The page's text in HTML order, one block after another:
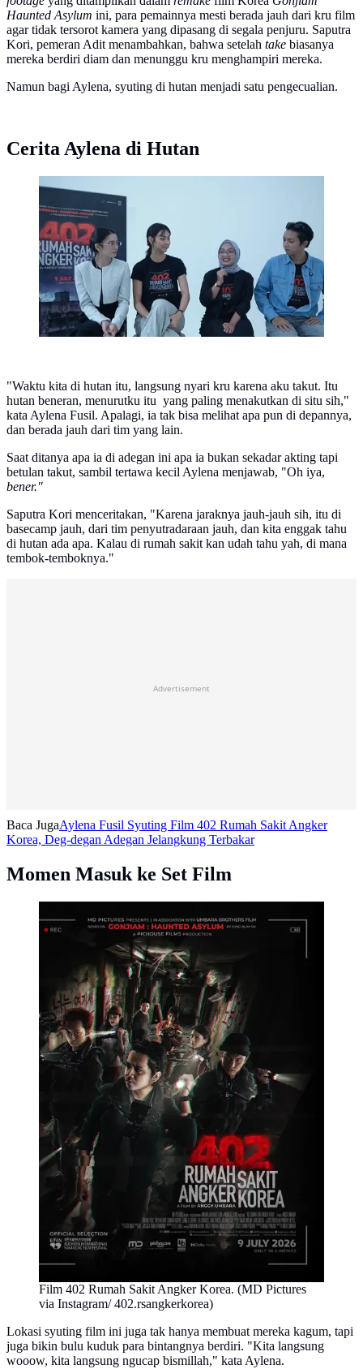
Haunted Asylum ini, para pemainnya mesti berada jauh dari kru film
agar tidak tersorot kamera yang dipasang di segala penjuru. Saputra
Kori, pemeran Adit menambahkan, bahwa setelah take biasanya
mereka berdiri diam dan menunggu kru menghampiri mereka.
Namun bagi Aylena, syuting di hutan menjadi satu pengecualian.
Cerita Aylena di Hutan
Bintang Film dan Sineas Film 402 Rumah Sakit
Angker Korea. (dok MD Pictures)
"Waktu kita di hutan itu, langsung nyari kru karena aku takut. Itu
hutan beneran, menurutku itu yang paling menakutkan di situ sih,"
kata Aylena Fusil. Apalagi, ia tak bisa melihat apa pun di depannya,
dan berada jauh dari tim yang lain.
Saat ditanya apa ia di adegan ini apa ia bukan sekadar akting tapi
betulan takut, sambil tertawa kecil Aylena menjawab, "Oh iya,
bener."
Saputra Kori menceritakan, "Karena jaraknya jauh-jauh sih, itu di
basecamp jauh, dari tim penyutradaraan jauh, dan kita enggak tahu
di hutan ada apa. Kalau di rumah sakit kan udah tahu yah, di mana
tembok-temboknya."
Advertisement
Baca JugaAylena Fusil Syuting Film 402 Rumah Sakit Angker
Korea, Deg-degan Adegan Jelangkung Terbakar
Momen Masuk ke Set Film
Film 402 Rumah Sakit Angker Korea. (MD Pictures
via Instagram/ 402.rsangkerkorea)
Lokasi syuting film ini juga tak hanya membuat mereka kagum, tapi
juga bikin bulu kuduk para bintangnya berdiri. "Kita langsung
wooow, kita langsung ngucap bismillah," kata Aylena.